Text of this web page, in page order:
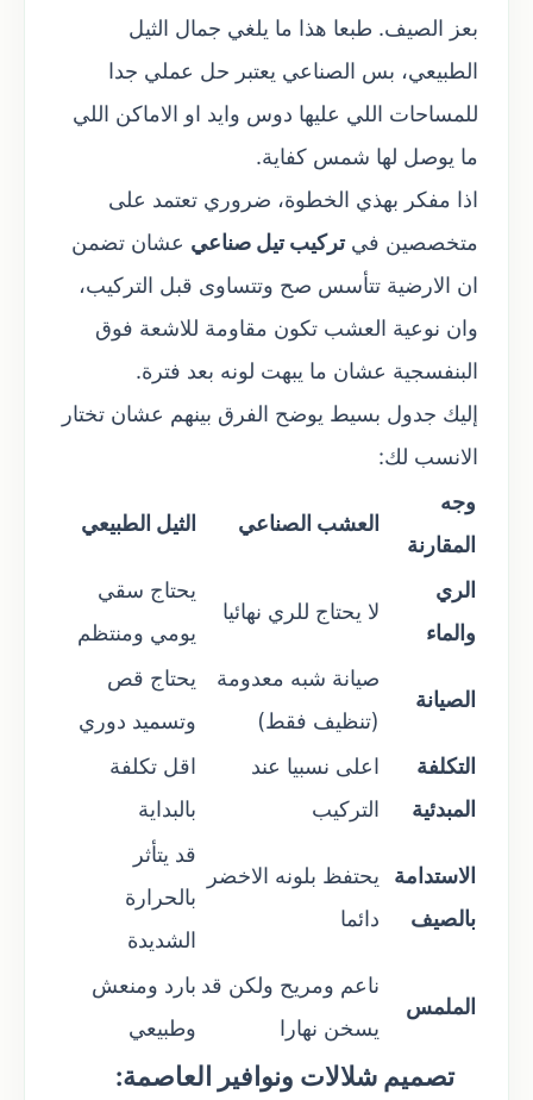
بعز الصيف. طبعا هذا ما يلغي جمال الثيل
الطبيعي، بس الصناعي يعتبر حل عملي جدا
للمساحات اللي عليها دوس وايد او الاماكن اللي
ما يوصل لها شمس كفاية.
اذا مفكر بهذي الخطوة، ضروري تعتمد على
متخصصين فيتركيب تيل صناعي عشان تضمن
ان الارضية تتأسس صح وتتساوى قبل التركيب،
وان نوعية العشب تكون مقاومة للاشعة فوق
البنفسجية عشان ما يبهت لونه بعد فترة.
إليك جدول بسيط يوضح الفرق بينهم عشان تختار
الانسب لك:
وجه
المقارنة
العشب الصناعي الثيل الطبيعي
الري
والماء
لا يحتاج للري نهائيا
يحتاج سقي
يومي ومنتظم
الصيانة
صيانة شبه معدومة
(تنظيف فقط)
يحتاج قص
وتسميد دوري
التكلفة
المبدئية
اعلى نسبيا عند
التركيب
اقل تكلفة
بالبداية
الاستدامة
بالصيف
يحتفظ بلونه الاخضر
دائما
قد يتأثر
بالحرارة
الشديدة
الملمس
ناعم ومريح ولكن قد
يسخن نهارا
بارد ومنعش
وطبيعي
تصميم شلالات ونوافير العاصمة: